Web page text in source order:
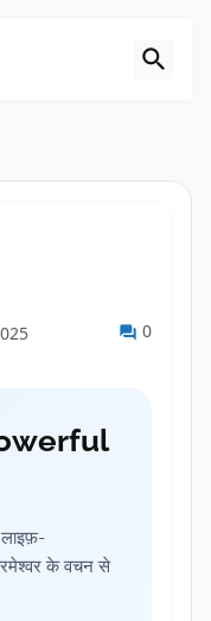
0
लाइफ़-
के वचन से